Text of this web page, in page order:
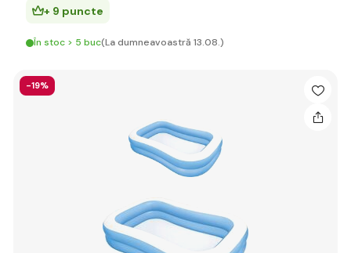
+ 9 puncte
În stoc > 5 buc(La dumneavoastră 13.08.)
-19%